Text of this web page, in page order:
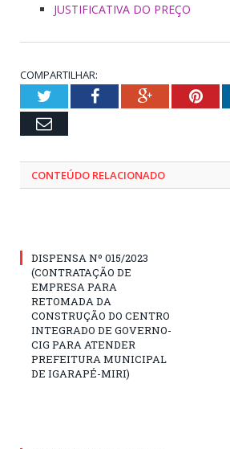
JUSTIFICATIVA DO PREÇO
COMPARTILHAR:
TwitterFacebookGoogle+
Email
CONTEÚDO RELACIONADO
DISPENSA Nº 015/2023
(CONTRATAÇÃO DE
EMPRESA PARA
RETOMADA DA
CONSTRUÇÃO DO CENTRO
INTEGRADO DE GOVERNO-
CIG PARA ATENDER
PREFEITURA MUNICIPAL
DE IGARAPÉ-MIRI)